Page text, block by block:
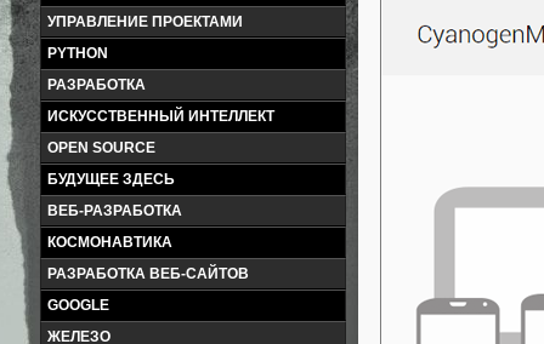
УПРАВЛЕНИЕ ПРОЕКТАМИ
PYTHON
РАЗРАБОТКА
ИСКУССТВЕННЫЙ ИНТЕЛЛЕКТ
OPEN SOURCE
БУДУЩЕЕ ЗДЕСЬ
ВЕБ-РАЗРАБОТКА
КОСМОНАВТИКА
РАЗРАБОТКА ВЕБ-САЙТОВ
GOOGLE
ЖЕЛЕЗО